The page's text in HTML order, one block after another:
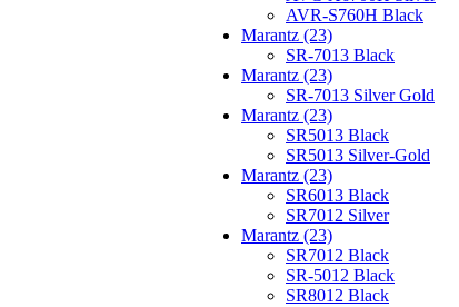
AVR-S760H Black
Marantz (23)
SR-7013 Black
Marantz (23)
SR-7013 Silver Gold
Marantz (23)
SR5013 Black
SR5013 Silver-Gold
Marantz (23)
SR6013 Black
SR7012 Silver
Marantz (23)
SR7012 Black
SR-5012 Black
SR8012 Black